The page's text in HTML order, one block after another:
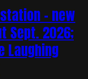
– new
Sept. 2026;
Laughing